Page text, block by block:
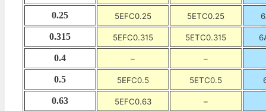
0.25 5EFC0.25 5ETC0.25
0.315 5EFC0.315 5ETC0.315
0.4 – –
0.5 5EFC0.5 5ETC0.5
0.63 5EFC0.63 –